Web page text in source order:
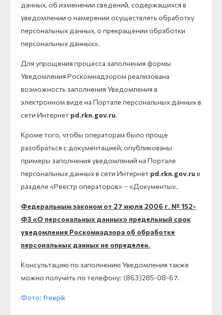
данных, об изменении сведений, содержащихся в
уведомлении о намерении осуществлять обработку
персональных данных, о прекращении обработки
персональных данных».
Для упрощения процесса заполнения формы
Уведомления Роскомнадзором реализована
возможность заполнения Уведомления в
электронном виде на Портале персональных данных в
сети Интернет pd.rkn.gov.ru.
Кроме того, чтобы операторам было проще
разобраться с документацией, опубликованы
примеры заполнения уведомлений на Портале
персональных данных в сети Интернет pd.rkn.gov.ruв
разделе «Реестр операторов» – «Документы».
Федеральным законом от 27 июля 2006 г. № 152-
ФЗ «О персональных данных» предельный срок
уведомления Роскомнадзора об обработке
персональных данных не определен.
Консультацию по заполнению Уведомления также
можно получить по телефону: (863)285-08-67.
Фото: freepik